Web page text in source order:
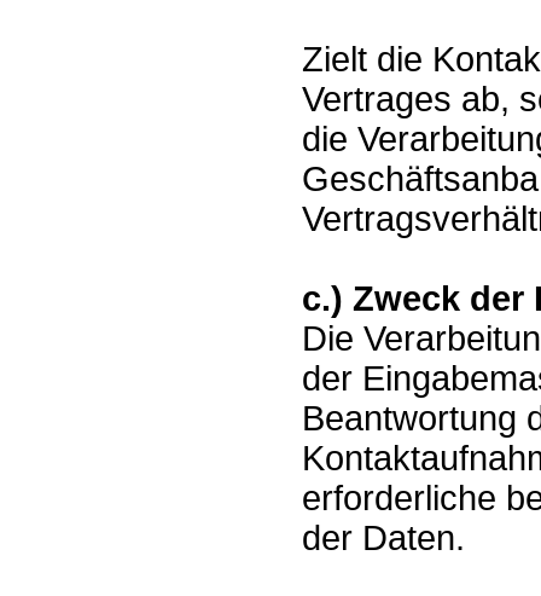
Zielt die
Vertrages ab,
die
c.) Zweck der
Die
der
Beantwortung
erforderliche
der Daten.